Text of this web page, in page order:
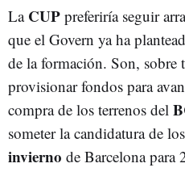
La CUP preferiría seguir
que el Govern ya ha
de la formación. Son, sobre
provisionar fondos para
compra de los terrenos del
someter la candidatura de los
invierno de Barcelona para